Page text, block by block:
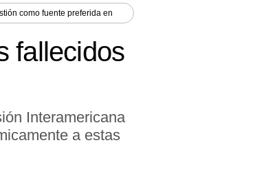
como fuente preferida en
fallecidos
Interamericana
a estas